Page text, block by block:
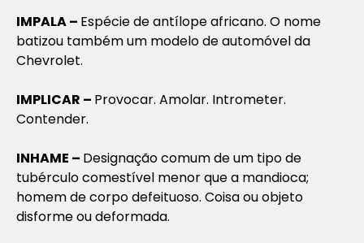
IMPALA – Espécie de antílope africano. O nome
batizou também um modelo de automóvel da
Chevrolet.
IMPLICAR – Provocar. Amolar. Intrometer.
Contender.
INHAME – Designação comum de um tipo de
tubérculo comestível menor que a mandioca;
homem de corpo defeituoso. Coisa ou objeto
disforme ou deformada.